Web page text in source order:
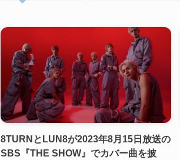
8TURNとLUN8が2023年8月15日放送の
SBS『THE SHOW』でカバー曲を披